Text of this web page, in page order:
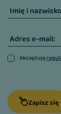
Imię i
Adres e-mail:
Akceptuję
Zapisz się